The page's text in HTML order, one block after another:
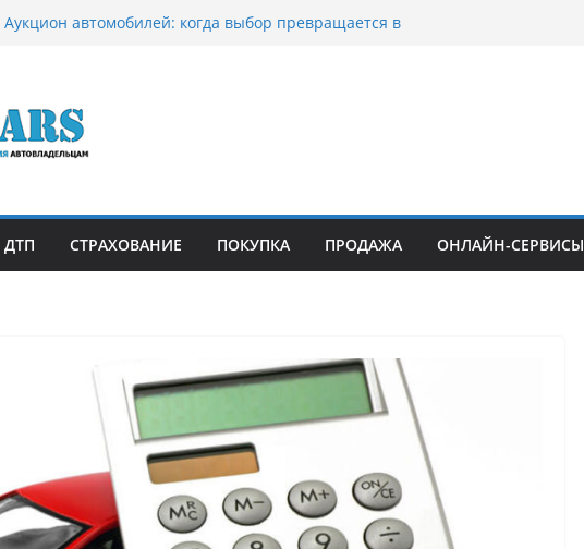
Аукцион автомобилей: когда выбор превращается в
Срочный выкуп битых авто в Москве: почему
автовладельцы выбирают mos-auto
Бриллиантовые серьги: вечная классика или
может подойти
ДТП СТРАХОВАНИЕ ПОКУПКА ПРОДАЖА ОНЛАЙН-СЕРВИСЫ